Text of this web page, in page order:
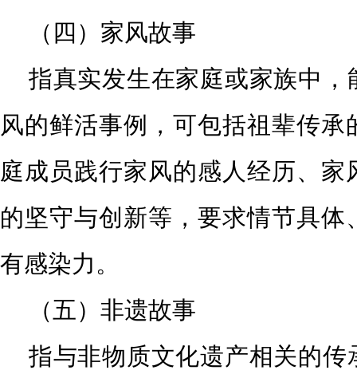
（四）家风故事
指真实发生在家庭或家族中，
风的鲜活事例，可包括祖辈传承
庭成员践行家风的感人经历、家
的坚守与创新等，要求情节具体
有感染力。
（五）非遗故事
指与非物质文化遗产相关的传